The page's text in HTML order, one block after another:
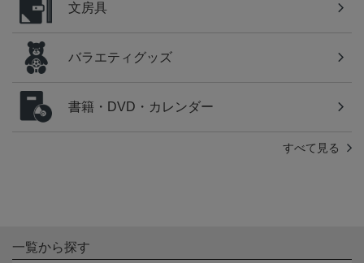
文房具
バラエティグッズ
書籍・DVD・カレンダー
すべて見る
一覧から探す